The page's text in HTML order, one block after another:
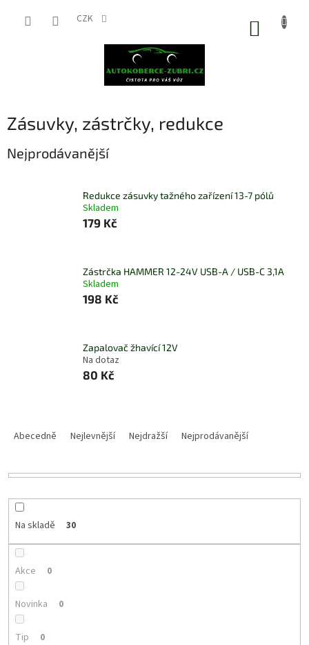
CZK
Zásuvky, zástrčky, redukce
Nejprodávanější
Redukce zásuvky tažného zařízení 13-7 pólů
Skladem
179 Kč
Zástrčka HAMMER 12-24V USB-A / USB-C 3,1A
Skladem
198 Kč
Zapalovač žhavící 12V
Na dotaz
80 Kč
n
í
o
Abecedně Nejlevnější Nejdražší Nejprodávanější
Na skladě 30
Akce 0
Novinka 0
Tip 0